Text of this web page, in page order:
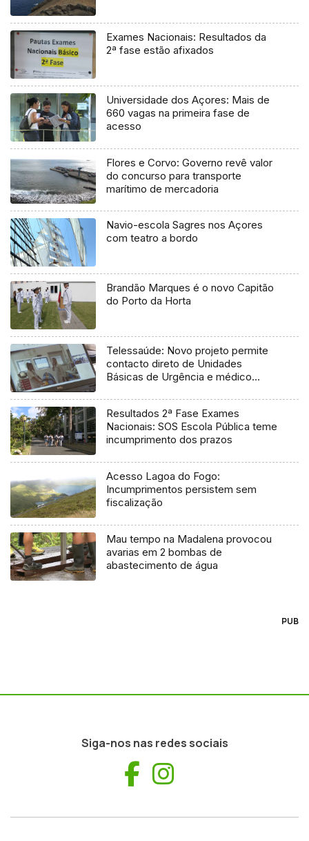
Exames Nacionais: Resultados da
2ª fase estão afixados
Universidade dos Açores: Mais de
660 vagas na primeira fase de
acesso
Flores e Corvo: Governo revê valor
do concurso para transporte
marítimo de mercadoria
Navio-escola Sagres nos Açores
com teatro a bordo
Brandão Marques é o novo Capitão
do Porto da Horta
Telessaúde: Novo projeto permite
contacto direto de Unidades
Básicas de Urgência e médico
Resultados 2ª Fase Exames
Nacionais: SOS Escola Pública teme
incumprimento dos prazos
Acesso Lagoa do Fogo:
Incumprimentos persistem sem
fiscalização
Mau tempo na Madalena provocou
avarias em 2 bombas de
abastecimento de água
PUB
Siga-nos nas redes sociais
Facebook